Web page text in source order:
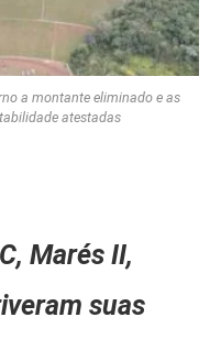
a montante eliminado e as
atestadas
Marés II,
suas